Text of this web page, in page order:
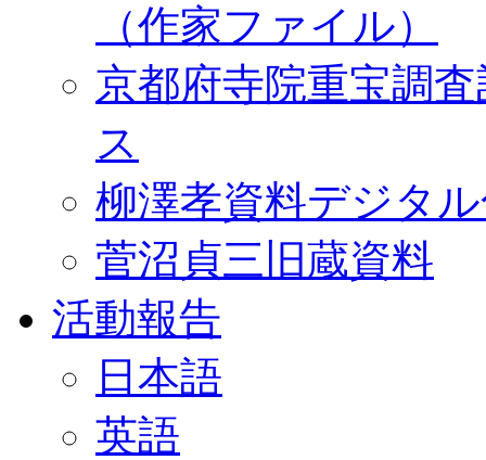
（作家ファイル）
京都府寺院重宝調
ス
柳澤孝資料デジタ
菅沼貞三旧蔵資料
活動報告
日本語
英語